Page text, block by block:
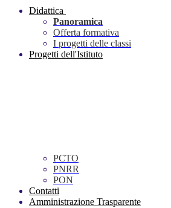
Didattica
Panoramica
Offerta formativa
I progetti delle classi
Progetti dell'Istituto
PCTO
PNRR
PON
Contatti
Amministrazione Trasparente